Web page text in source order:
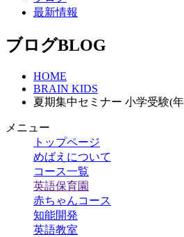
最新情報
ブログBLOG
HOME
BRAIN KIDS
夏期集中セミナー 小学受験(
メニュー
トップページ
めばえについて
コース一覧
英語保育園
赤ちゃんコース
知能開発
英語教室